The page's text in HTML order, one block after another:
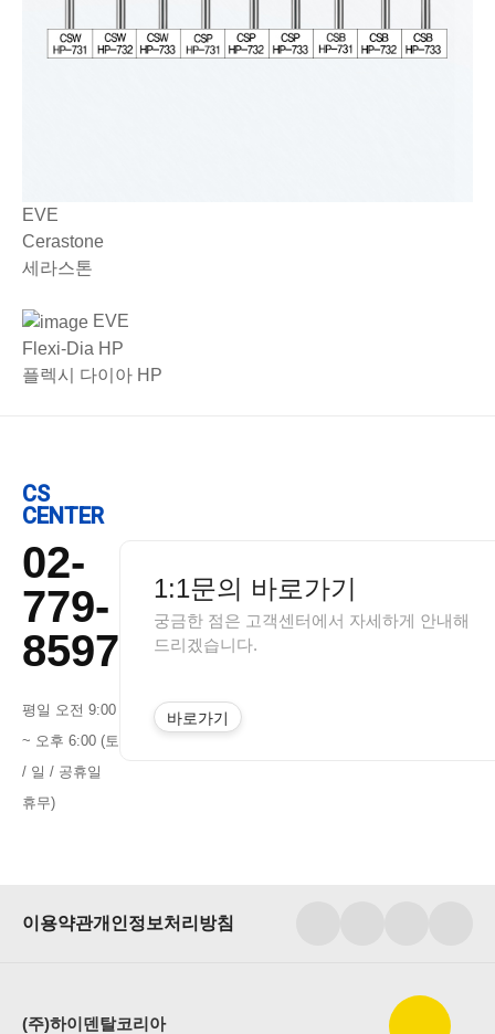
EVE
Cerastone
세라스톤
EVE
Flexi-Dia HP
플렉시 다이아 HP
CS
CENTER
02-
779-
8597
평일 오전 9:00
~ 오후 6:00 (토
/ 일 / 공휴일
휴무)
1:1문의 바로가기
궁금한 점은 고객센터에서 자세하게 안내해
드리겠습니다.
바로가기
이용약관개인정보처리방침
(주)하이덴탈코리아